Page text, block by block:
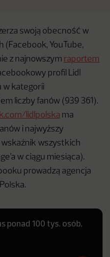
swoją obecność w
(Facebook, YouTube,
z najnowszym raportem
profil Lidl
w kategorii
liczby fanów (939 361).
lidlpolska ma
i najwyższy
wszystkich
w ciągu miesiąca).
prowadzą agencja
ponad 100 tys. osób.